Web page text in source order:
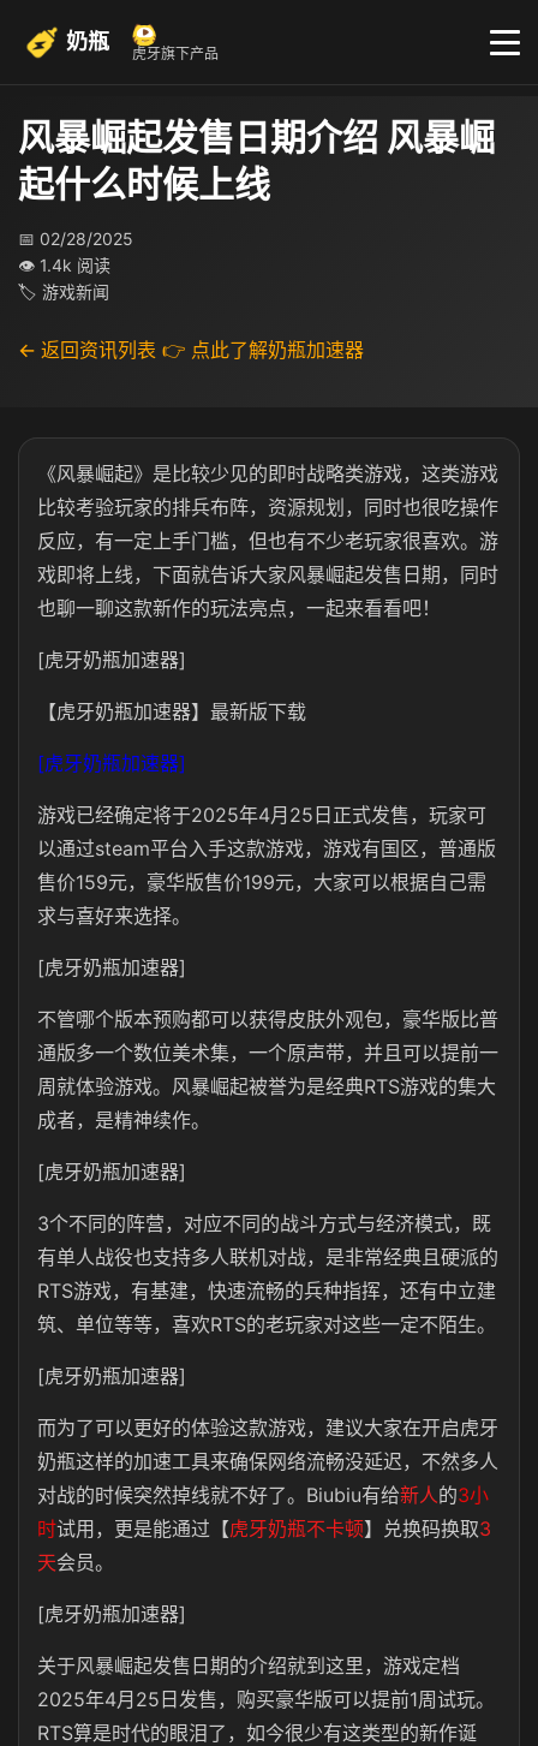
奶瓶 虎牙旗下产品
风暴崛起发售日期介绍 风暴崛
起什么时候上线
📅 02/28/2025
👁 1.4k 阅读
🏷 游戏新闻
← 返回资讯列表 👉 点此了解奶瓶加速器
《风暴崛起》是比较少见的即时战略类游戏，这类游戏
比较考验玩家的排兵布阵，资源规划，同时也很吃操作
反应，有一定上手门槛，但也有不少老玩家很喜欢。游
戏即将上线，下面就告诉大家风暴崛起发售日期，同时
也聊一聊这款新作的玩法亮点，一起来看看吧！
[虎牙奶瓶加速器]
【虎牙奶瓶加速器】最新版下载
[虎牙奶瓶加速器]
游戏已经确定将于2025年4月25日正式发售，玩家可
以通过steam平台入手这款游戏，游戏有国区，普通版
售价159元，豪华版售价199元，大家可以根据自己需
求与喜好来选择。
[虎牙奶瓶加速器]
不管哪个版本预购都可以获得皮肤外观包，豪华版比普
通版多一个数位美术集，一个原声带，并且可以提前一
周就体验游戏。风暴崛起被誉为是经典RTS游戏的集大
成者，是精神续作。
[虎牙奶瓶加速器]
3个不同的阵营，对应不同的战斗方式与经济模式，既
有单人战役也支持多人联机对战，是非常经典且硬派的
RTS游戏，有基建，快速流畅的兵种指挥，还有中立建
筑、单位等等，喜欢RTS的老玩家对这些一定不陌生。
[虎牙奶瓶加速器]
而为了可以更好的体验这款游戏，建议大家在开启虎牙
奶瓶这样的加速工具来确保网络流畅没延迟，不然多人
对战的时候突然掉线就不好了。Biubiu有给新人的3小
时试用，更是能通过【虎牙奶瓶不卡顿】兑换码换取3
天会员。
[虎牙奶瓶加速器]
关于风暴崛起发售日期的介绍就到这里，游戏定档
2025年4月25日发售，购买豪华版可以提前1周试玩。
RTS算是时代的眼泪了，如今很少有这类型的新作诞